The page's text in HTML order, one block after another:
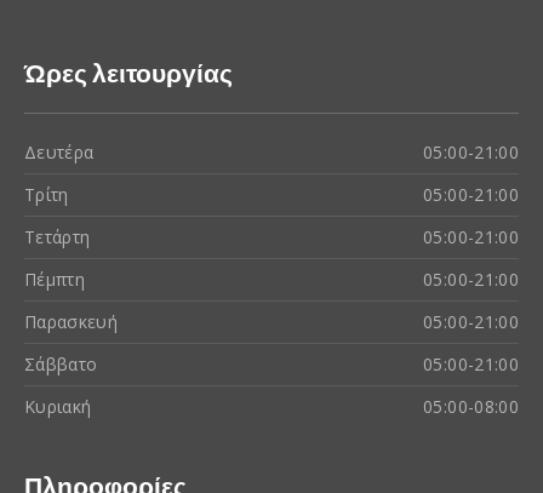
Ώρες λειτουργίας
Δευτέρα
05:00-21:00
Τρίτη
05:00-21:00
Τετάρτη
05:00-21:00
Πέμπτη
05:00-21:00
Παρασκευή
05:00-21:00
Σάββατο
05:00-21:00
Κυριακή
05:00-08:00
Πληροφορίες